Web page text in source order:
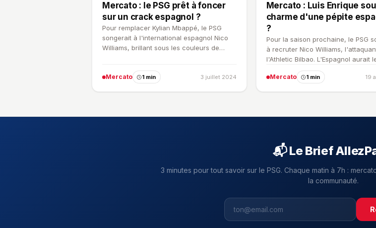
Mercato : le PSG prêt à foncer
sur un crack espagnol ?
Pour remplacer Kylian Mbappé, le PSG
songerait à l'international espagnol Nico
Williams, brillant sous les couleurs de
Mercato 1 min 3 juillet 2024
Mercato : Luis Enrique
charme d'une pépite
?
Pour la saison prochaine, le PSG
à recruter Nico Williams,
l'Athletic Bilbao. L'Espagnol aurait
faveurs de Lui…
Mercato 1 min 19
📬 Le Brief
3 minutes pour tout savoir sur le PSG. Chaque matin à 7h :
la communauté.